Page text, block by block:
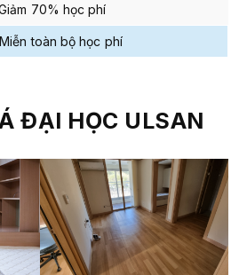
70% học phí
Miễn toàn bộ học phí
ĐẠI HỌC ULSAN